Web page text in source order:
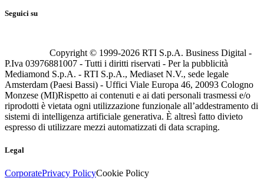
Seguici su
Copyright © 1999-2026 RTI S.p.A. Business Digital -
P.Iva 03976881007 - Tutti i diritti riservati - Per la pubblicità
Mediamond S.p.A. - RTI S.p.A., Mediaset N.V., sede legale
Amsterdam (Paesi Bassi) - Uffici Viale Europa 46, 20093 Cologno
Monzese (MI)Rispetto ai contenuti e ai dati personali trasmessi e/o
riprodotti è vietata ogni utilizzazione funzionale all’addestramento di
sistemi di intelligenza artificiale generativa. È altresì fatto divieto
espresso di utilizzare mezzi automatizzati di data scraping.
Legal
CorporatePrivacy PolicyCookie Policy